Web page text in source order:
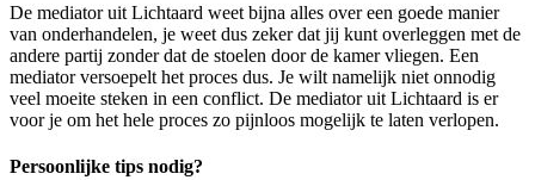
De mediator uit Lichtaard weet bijna alles over een goede manier
van onderhandelen, je weet dus zeker dat jij kunt overleggen met de
andere partij zonder dat de stoelen door de kamer vliegen. Een
mediator versoepelt het proces dus. Je wilt namelijk niet onnodig
veel moeite steken in een conflict. De mediator uit Lichtaard is er
voor je om het hele proces zo pijnloos mogelijk te laten verlopen.
Persoonlijke tips nodig?